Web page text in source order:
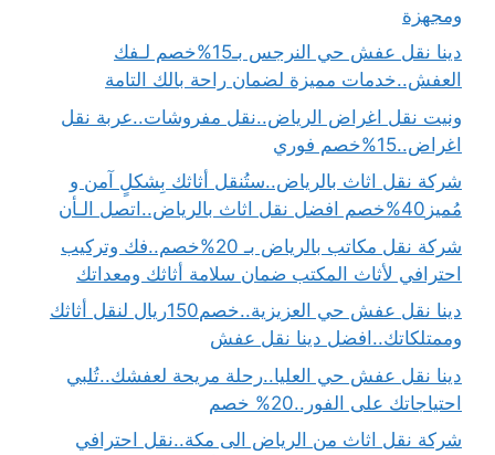
ومجهزة
دينا نقل عفش حي النرجس بـ15%خصم لـفك
العفش..خدمات مميزة لضمان راحة بالك التامة
ونيت نقل اغراض الرياض..نقل مفروشات..عربة نقل
اغراض..15%خصم فوري
شركة نقل اثاث بالرياض..ستُنقل أثاثك بِشكلٍ آمن و
مُميز40%خصم افضل نقل اثاث بالرياض..اتصل الـأن
شركة نقل مكاتب بالرياض بـ 20%خصم..فك وتركيب
احترافي لأثاث المكتب ضمان سلامة أثاثك ومعداتك
دينا نقل عفش حي العزيزية..خصم150ريال لنقل أثاثك
وممتلكاتك..افضل دينا نقل عفش
دينا نقل عفش حي العليا..رحلة مريحة لعفشك..تُلبي
احتياجاتك على الفور..20% خصم
شركة نقل اثاث من الرياض الى مكة..نقل احترافي